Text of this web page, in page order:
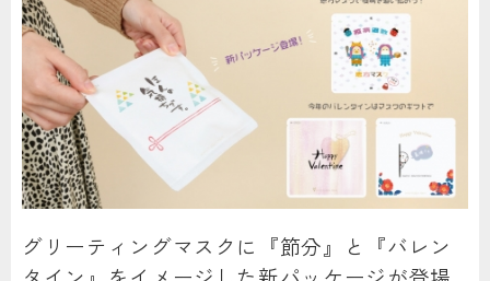
グリーティングマスクに『節分』と『バレン